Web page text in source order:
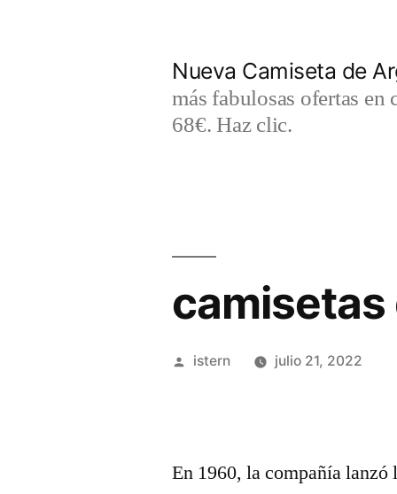
Nueva Camiseta de
más fabulosas ofertas en
68€. Haz clic.
Publicado
istern julio 21, 2022
En 1960, la compañía lanzó